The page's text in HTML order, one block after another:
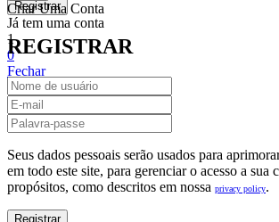
Já tem uma conta
1
0
Fechar
Carrinho De Compras(0)
No products in the cart.
Criar Uma Conta
REGISTRAR
Seus dados pessoais serão usados para
em todo este site, para gerenciar o acesso a sua
propósitos, como descritos em nossa privacy policy.